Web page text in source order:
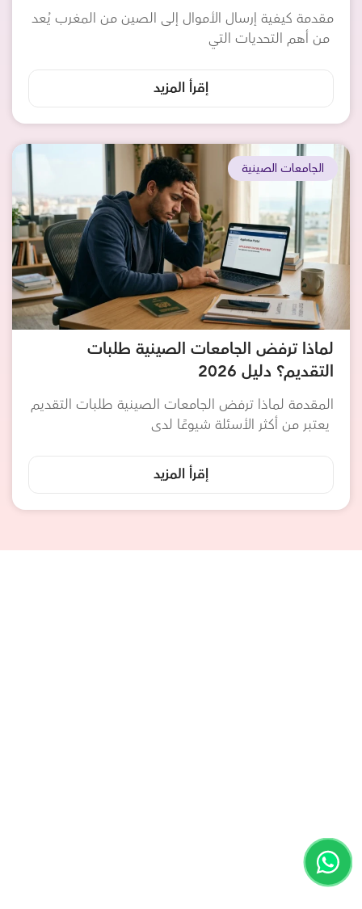
مقدمة كيفية إرسال الأموال إلى الصين من المغرب يُعد
من أهم التحديات التي
إقرأ المزيد
الجامعات الصينية
لماذا ترفض الجامعات الصينية طلبات
التقديم؟ دليل 2026
المقدمة لماذا ترفض الجامعات الصينية طلبات التقديم
يعتبر من أكثر الأسئلة شيوعًا لدى
إقرأ المزيد